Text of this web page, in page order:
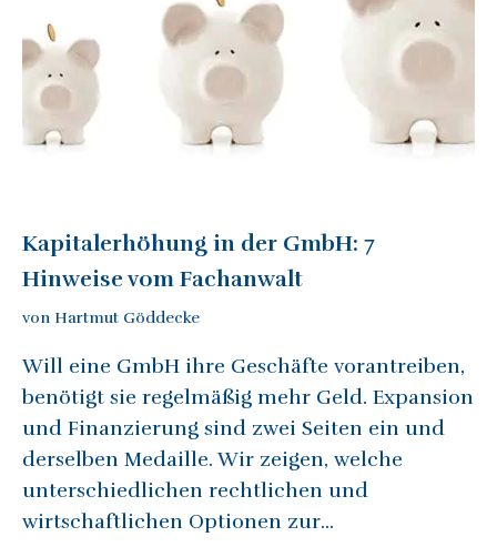
Kapitalerhöhung in der GmbH: 7
Hinweise vom Fachanwalt
von Hartmut Göddecke
Will eine GmbH ihre Geschäfte vorantreiben,
benötigt sie regelmäßig mehr Geld. Expansion
und Finanzierung sind zwei Seiten ein und
derselben Medaille. Wir zeigen, welche
unterschiedlichen rechtlichen und
wirtschaftlichen Optionen zur...